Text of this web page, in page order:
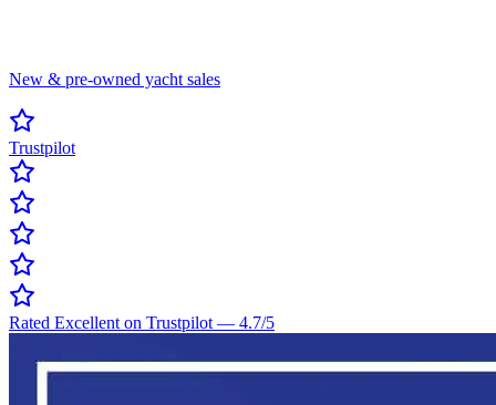
New & pre-owned yacht sales
Trustpilot
Rated Excellent on Trustpilot — 4.7/5